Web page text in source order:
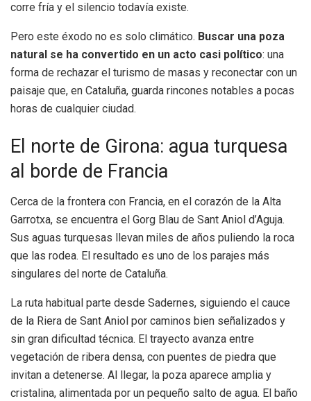
corre fría y el silencio todavía existe.
Pero este éxodo no es solo climático. Buscar una poza
natural se ha convertido en un acto casi político: una
forma de rechazar el turismo de masas y reconectar con un
paisaje que, en Cataluña, guarda rincones notables a pocas
horas de cualquier ciudad.
El norte de Girona: agua turquesa
al borde de Francia
Cerca de la frontera con Francia, en el corazón de la Alta
Garrotxa, se encuentra el Gorg Blau de Sant Aniol d’Aguja.
Sus aguas turquesas llevan miles de años puliendo la roca
que las rodea. El resultado es uno de los parajes más
singulares del norte de Cataluña.
La ruta habitual parte desde Sadernes, siguiendo el cauce
de la Riera de Sant Aniol por caminos bien señalizados y
sin gran dificultad técnica. El trayecto avanza entre
vegetación de ribera densa, con puentes de piedra que
invitan a detenerse. Al llegar, la poza aparece amplia y
cristalina, alimentada por un pequeño salto de agua. El baño